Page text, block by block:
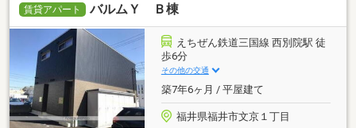
賃貸アパート バルムＹ Ｂ棟
えちぜん鉄道三国線 西別院駅 徒
歩6分
その他の交通
築7年6ヶ月 / 平屋建て
福井県福井市文京１丁目